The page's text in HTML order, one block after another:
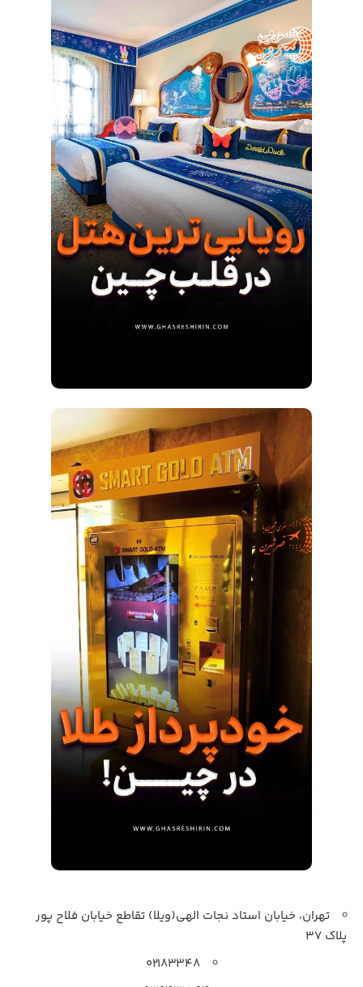
تهران، خیابان استاد نجات الهی(ویلا) تقاطع خیابان فلاح پور
پلاک 37
۰۲۱۸۳۳۴۸